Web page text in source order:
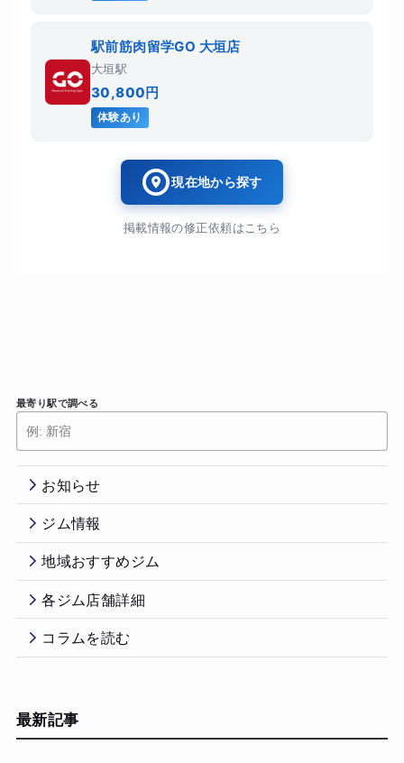
駅前筋肉留学GO 大垣店
大垣駅
30,800円
体験あり
現在地から探す
掲載情報の修正依頼はこちら
最寄り駅で調べる
お知らせ
ジム情報
地域おすすめジム
各ジム店舗詳細
コラムを読む
最新記事